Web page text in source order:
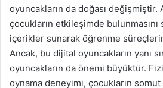
oyuncakların da doğası değişmiştir.
çocukların etkileşimde
içerikler sunarak öğrenme
Ancak, bu dijital oyuncakların yanı
oyuncakların da önemi büyüktür.
oynama deneyimi, çocukların